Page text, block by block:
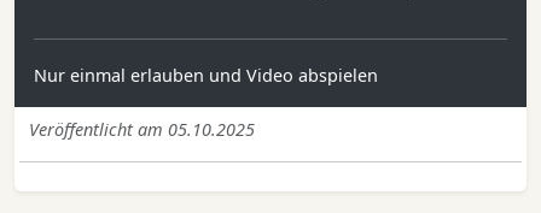
Nur einmal erlauben und Video abspielen
Veröffentlicht am 05.10.2025